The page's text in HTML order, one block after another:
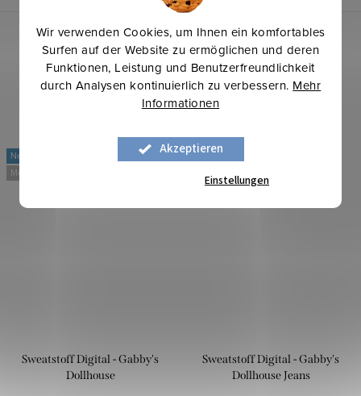
Wir verwenden Cookies, um Ihnen ein komfortables
Surfen auf der Website zu ermöglichen und deren
Funktionen, Leistung und Benutzerfreundlichkeit
durch Analysen kontinuierlich zu verbessern. Mehr
Informationen
Akzeptieren
Einstellungen
Neu
Mehr für weniger
Sweatstoff Digital - Gabby's
Dollhouse
Neu
Sweatstoff Digital - Gabby's
Dollhouse Jeans